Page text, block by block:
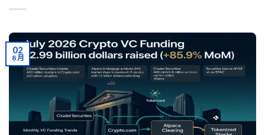
02
8 月